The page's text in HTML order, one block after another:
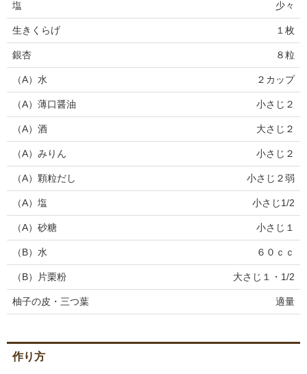
塩 少々
生きくらげ １枚
銀杏 ８粒
（A）水 ２カップ
（A）薄口醤油 小さじ２
（A）酒 大さじ２
（A）みりん 小さじ２
（A）顆粒だし 小さじ２弱
（A）塩 小さじ1/2
（A）砂糖 小さじ１
（B）水 ６０ｃｃ
（B）片栗粉 大さじ１・1/2
柚子の皮・三つ葉 適量
作り方